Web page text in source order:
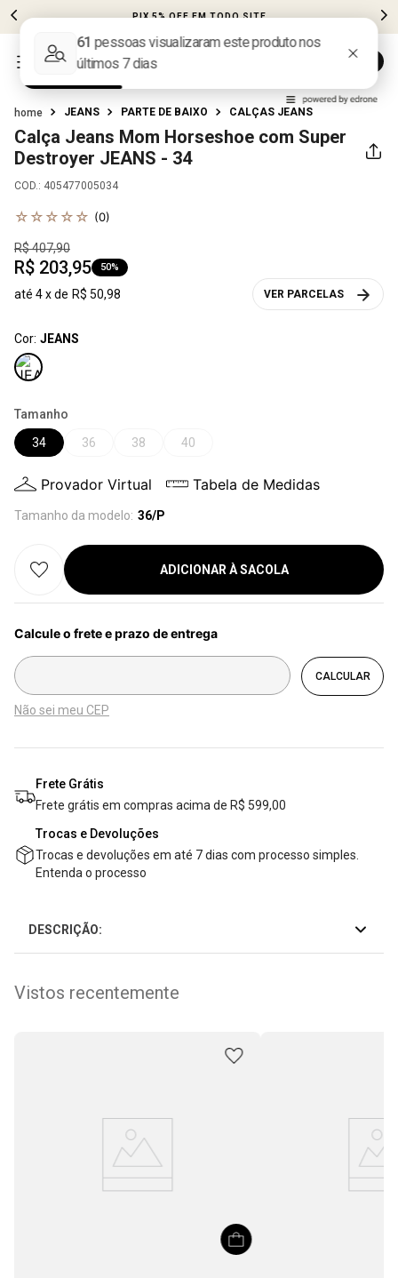
PIX 5% OFF EM TODO SITE
JEANS PARTE DE BAIXO CALÇAS JEANS
Calça Jeans Mom Horseshoe com Super
Destroyer JEANS - 34
COD.: 405477005034
☆ ☆ ☆ ☆ ☆ (0)
R$407,90
R$ 203,95 50%
até 4x de R$ 50,98 VER PARCELAS
Cor: JEANS
Tamanho
34
36 38 40
Provador Virtual Tabela de Medidas
Tamanho da modelo: 36/P
ADICIONAR À SACOLA
Não sei meu CEP
Frete Grátis
Frete grátis em compras acima de R$ 599,00
Trocas e Devoluções
Trocas e devoluções em até 7 dias com processo simples.
Entenda o processo
DESCRIÇÃO:
Vistos recentemente